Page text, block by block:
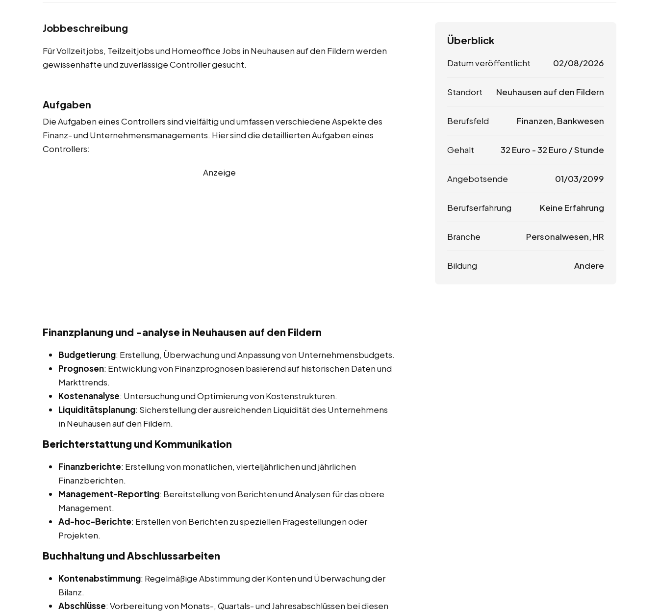
Jobbeschreibung
Für Vollzeitjobs, Teilzeitjobs und Homeoffice Jobs in Neuhausen auf den Fildern werden
gewissenhafte und zuverlässige Controller gesucht.
Aufgaben
Die Aufgaben eines Controllers sind vielfältig und umfassen verschiedene Aspekte des
Finanz- und Unternehmensmanagements. Hier sind die detaillierten Aufgaben eines
Controllers:
Anzeige
Finanzplanung und -analyse in Neuhausen auf den Fildern
Budgetierung: Erstellung, Überwachung und Anpassung von Unternehmensbudgets.
Prognosen: Entwicklung von Finanzprognosen basierend auf historischen Daten und
Markttrends.
Kostenanalyse: Untersuchung und Optimierung von Kostenstrukturen.
Liquiditätsplanung: Sicherstellung der ausreichenden Liquidität des Unternehmens
in Neuhausen auf den Fildern.
Berichterstattung und Kommunikation
Finanzberichte: Erstellung von monatlichen, vierteljährlichen und jährlichen
Finanzberichten.
Management-Reporting: Bereitstellung von Berichten und Analysen für das obere
Management.
Ad-hoc-Berichte: Erstellen von Berichten zu speziellen Fragestellungen oder
Projekten.
Buchhaltung und Abschlussarbeiten
Kontenabstimmung: Regelmäßige Abstimmung der Konten und Überwachung der
Bilanz.
Abschlüsse: Vorbereitung von Monats-, Quartals- und Jahresabschlüssen bei diesen
Überblick
Datum veröffentlicht 02/08/2026
Standort Neuhausen auf den Fildern
Berufsfeld Finanzen, Bankwesen
Gehalt 32 Euro -32 Euro / Stunde
Angebotsende 01/03/2099
Berufserfahrung Keine Erfahrung
Branche Personalwesen, HR
Bildung Andere